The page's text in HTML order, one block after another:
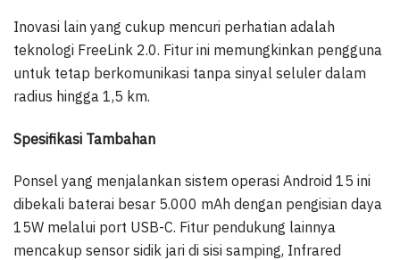
Inovasi lain yang cukup mencuri perhatian adalah
teknologi FreeLink 2.0. Fitur ini memungkinkan pengguna
untuk tetap berkomunikasi tanpa sinyal seluler dalam
radius hingga 1,5 km.
Spesifikasi Tambahan
Ponsel yang menjalankan sistem operasi Android 15 ini
dibekali baterai besar 5.000 mAh dengan pengisian daya
15W melalui port USB-C. Fitur pendukung lainnya
mencakup sensor sidik jari di sisi samping, Infrared